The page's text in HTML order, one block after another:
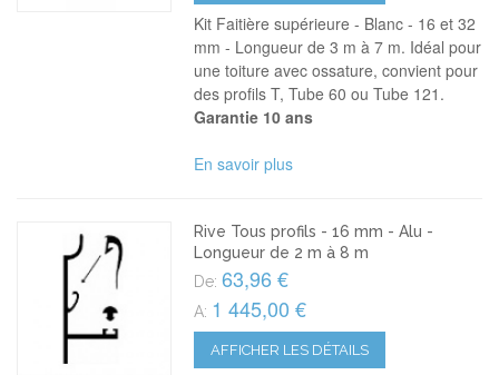
Kit Faitière supérieure - Blanc - 16 et 32
mm - Longueur de 3 m à 7 m. Idéal pour
une toiture avec ossature, convient pour
des profils T, Tube 60 ou Tube 121.
Garantie 10 ans
En savoir plus
Rive Tous profils - 16 mm - Alu -
Longueur de 2 m à 8 m
De: 63,96 €
A: 1 445,00 €
AFFICHER LES DÉTAILS